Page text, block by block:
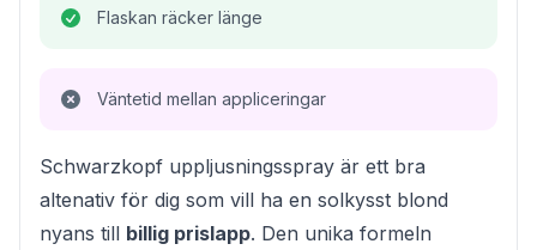
Flaskan räcker länge
Väntetid mellan appliceringar
Schwarzkopf uppljusningsspray är ett bra
altenativ för dig som vill ha en solkysst blond
nyans till billig prislapp. Den unika formeln